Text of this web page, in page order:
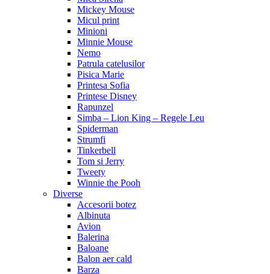
Mickey Mouse
Micul print
Minioni
Minnie Mouse
Nemo
Patrula catelusilor
Pisica Marie
Printesa Sofia
Printese Disney
Rapunzel
Simba – Lion King – Regele Leu
Spiderman
Strumfi
Tinkerbell
Tom si Jerry
Tweety
Winnie the Pooh
Diverse
Accesorii botez
Albinuta
Avion
Balerina
Baloane
Balon aer cald
Barza